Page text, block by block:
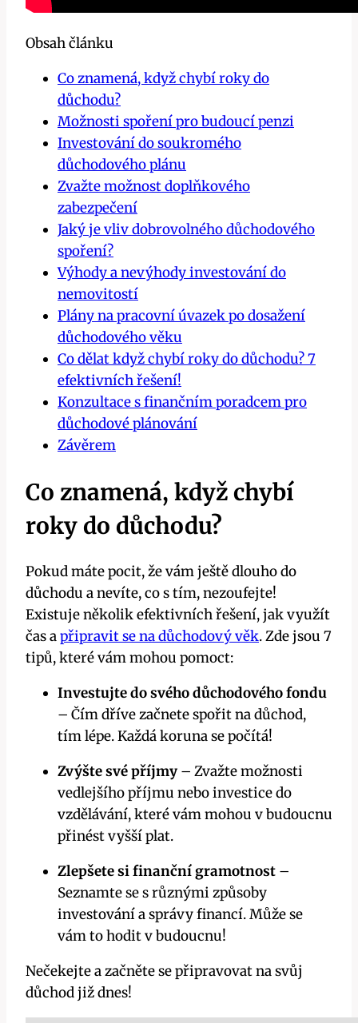
Obsah článku
Co znamená, když chybí roky do
důchodu?
Možnosti spoření pro budoucí penzi
Investování do soukromého
důchodového plánu
Zvažte možnost doplňkového
zabezpečení
Jaký je vliv dobrovolného důchodového
spoření?
Výhody a nevýhody investování do
nemovitostí
Plány na pracovní úvazek po dosažení
důchodového věku
Co dělat když chybí roky do důchodu? 7
efektivních řešení!
Konzultace s finančním poradcem pro
důchodové plánování
Závěrem
Co znamená, když chybí
roky do důchodu?
Pokud máte pocit, že vám ještě dlouho do
důchodu a nevíte, co s tím, nezoufejte!
Existuje několik efektivních řešení, jak využít
čas apřipravit se na důchodový věk. Zde jsou 7
tipů, které vám mohou pomoct:
Investujte do svého důchodového fondu
– Čím dříve začnete spořit na důchod,
tím lépe. Každá koruna se počítá!
Zvýšte své příjmy – Zvažte možnosti
vedlejšího příjmu nebo investice do
vzdělávání, které vám mohou v budoucnu
přinést vyšší plat.
Zlepšete si finanční gramotnost –
Seznamte se s různými způsoby
investování a správy financí. Může se
vám to hodit v budoucnu!
Nečekejte a začněte se připravovat na svůj
důchod již dnes!